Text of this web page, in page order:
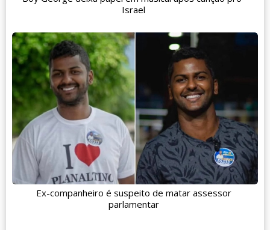
Israel
Ex-companheiro é suspeito de matar assessor
parlamentar